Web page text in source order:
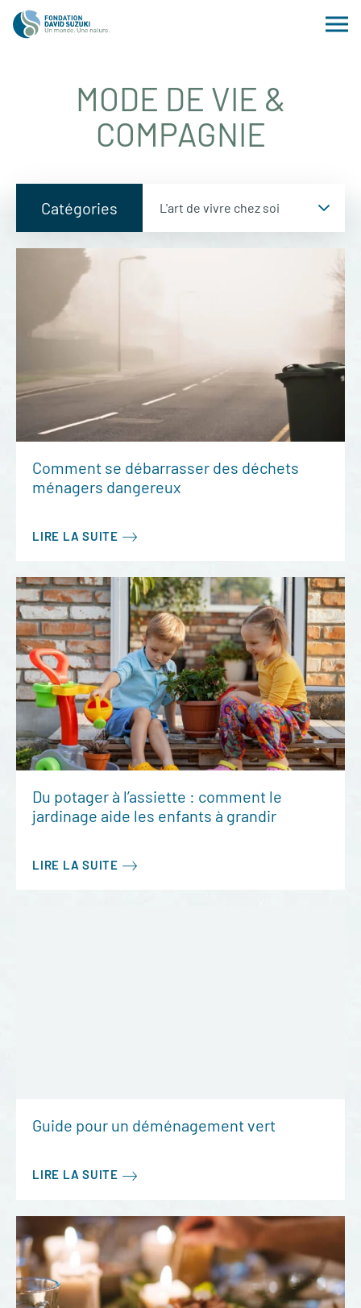
MODE DE VIE &
COMPAGNIE
Catégories
Comment se débarrasser des déchets
ménagers dangereux
LIRE LA SUITE
Du potager à l’assiette : comment le
jardinage aide les enfants à grandir
LIRE LA SUITE
Guide pour un déménagement vert
LIRE LA SUITE